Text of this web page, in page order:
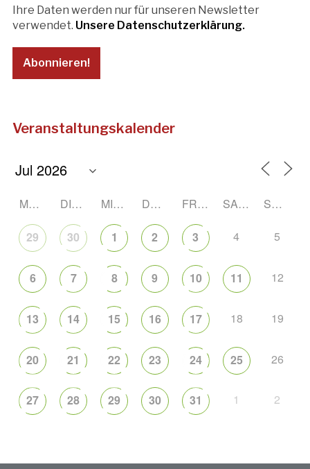
Ihre Daten werden nur für unseren Newsletter
verwendet. Unsere Datenschutzerklärung.
Veranstaltungskalender
MONTAG DIENSTAG MITTWOCH DONNERSTAG FREITAG SAMSTAG SONNTAG
29 30 1 2 3 4 5
6 7 8 9 10 11 12
13 14 15 16 17 18 19
20 21 22 23 24 25 26
27 28 29 30 31 1 2